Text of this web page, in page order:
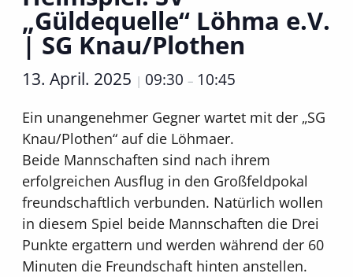
„Güldequelle“ Löhma e.V.
| SG Knau/Plothen
13. April. 2025 | 09:30 – 10:45
Ein unangenehmer Gegner wartet mit der „SG
Knau/Plothen“ auf die Löhmaer.
Beide Mannschaften sind nach ihrem
erfolgreichen Ausflug in den Großfeldpokal
freundschaftlich verbunden. Natürlich wollen
in diesem Spiel beide Mannschaften die Drei
Punkte ergattern und werden während der 60
Minuten die Freundschaft hinten anstellen.